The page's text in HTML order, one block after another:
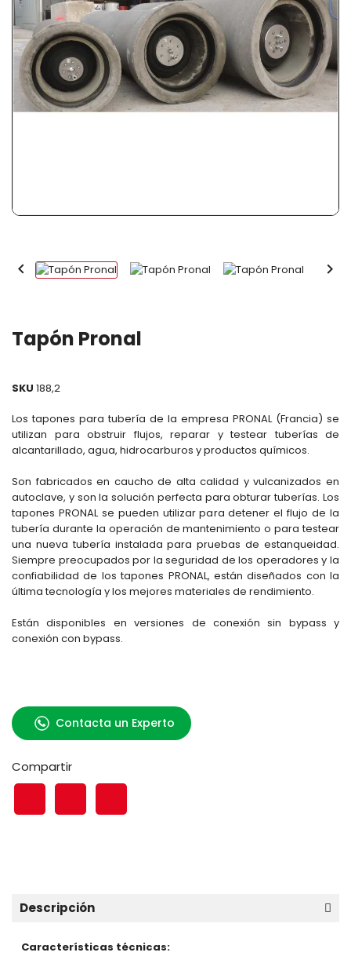
 
Tapón Pronal
SKU 188,2
Los tapones para tubería de la empresa PRONAL (Francia) se
utilizan para obstruir flujos, reparar y testear tuberías de
alcantarillado, agua, hidrocarburos y productos químicos.
Son fabricados en caucho de alta calidad y vulcanizados en
autoclave, y son la solución perfecta para obturar tuberías. Los
tapones PRONAL se pueden utilizar para detener el flujo de la
tubería durante la operación de mantenimiento o para testear
una nueva tubería instalada para pruebas de estanqueidad.
Siempre preocupados por la seguridad de los operadores y la
confiabilidad de los tapones PRONAL, están diseñados con la
última tecnología y los mejores materiales de rendimiento.
Están disponibles en versiones de conexión sin bypass y
conexión con bypass.
Contacta un Experto
Compartir
Descripción
Características técnicas: